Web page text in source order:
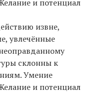
и потенциал
извне,
увлечённые
склонны к
Умение
и потенциал